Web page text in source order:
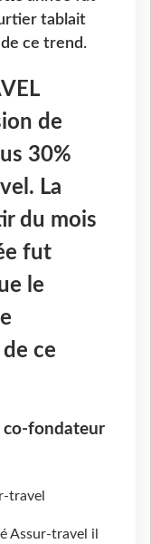
tablait
ce trend.
de
30%
La
du mois
fut
le
ce
co-fondateur
travel
Assur-travel il